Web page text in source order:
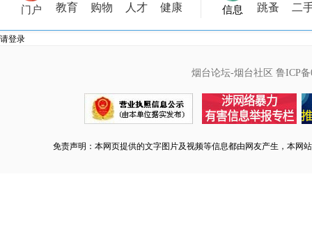
门户
教育
购物 人才 健康 信息
跳蚤
二
请登录
烟台论坛-烟台社区 鲁ICP备
免责声明：本网页提供的文字图片及视频等信息都由网友产生，本网